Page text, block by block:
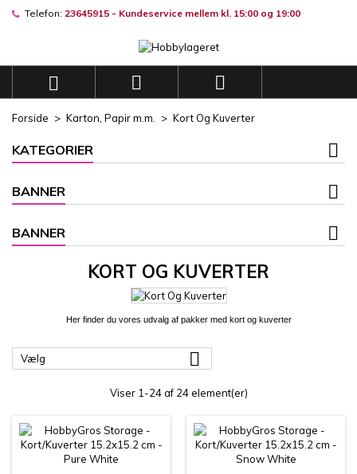
Telefon: 23645915 - Kundeservice mellem kl. 15:00 og 19:00
  
Forside Karton, Papir m.m. Kort Og Kuverter
KATEGORIER
BANNER
BANNER
KORT OG KUVERTER
Her finder du vores udvalg af pakker med kort og kuverter
Vælg 
Viser 1-24 af 24 element(er)
((confirmMessage))
((cancelText)) ((modalDeleteText))
((label))
Du skal være logget på for at gemme produkter på din
ønskeliste.